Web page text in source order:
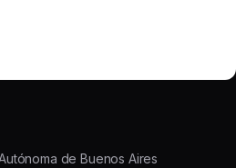
de Buenos Aires